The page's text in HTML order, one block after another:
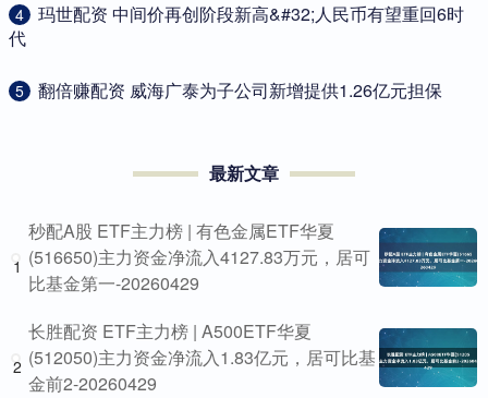
4
​玛世配资 中间价再创阶段新高&#32;人民币有望重回6时
代
5 ​翻倍赚配资 威海广泰为子公司新增提供1.26亿元担保
最新文章
1
秒配A股 ETF主力榜 | 有色金属ETF华夏
(516650)主力资金净流入4127.83万元，居可
比基金第一-20260429
2
长胜配资 ETF主力榜 | A500ETF华夏
(512050)主力资金净流入1.83亿元，居可比基
金前2-20260429